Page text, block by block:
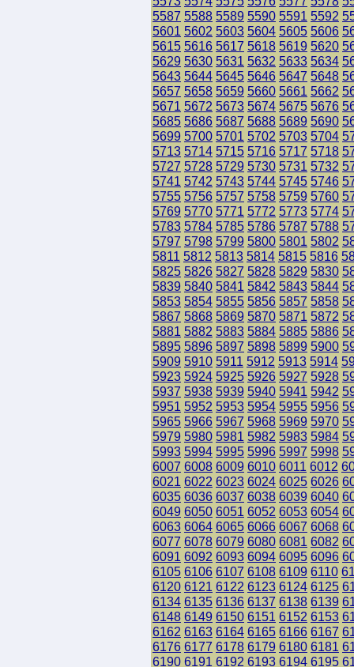
5587 5588 5589 5590 5591 5592
5601 5602 5603 5604 5605 5606
5615 5616 5617 5618 5619 5620
5629 5630 5631 5632 5633 5634
5643 5644 5645 5646 5647 5648
5657 5658 5659 5660 5661 5662
5671 5672 5673 5674 5675 5676
5685 5686 5687 5688 5689 5690
5699 5700 5701 5702 5703 5704
5713 5714 5715 5716 5717 5718
5727 5728 5729 5730 5731 5732
5741 5742 5743 5744 5745 5746
5755 5756 5757 5758 5759 5760
5769 5770 5771 5772 5773 5774
5783 5784 5785 5786 5787 5788
5797 5798 5799 5800 5801 5802
5811 5812 5813 5814 5815 5816
5825 5826 5827 5828 5829 5830
5839 5840 5841 5842 5843 5844
5853 5854 5855 5856 5857 5858
5867 5868 5869 5870 5871 5872
5881 5882 5883 5884 5885 5886
5895 5896 5897 5898 5899 5900
5909 5910 5911 5912 5913 5914
5923 5924 5925 5926 5927 5928
5937 5938 5939 5940 5941 5942
5951 5952 5953 5954 5955 5956
5965 5966 5967 5968 5969 5970
5979 5980 5981 5982 5983 5984
5993 5994 5995 5996 5997 5998
6007 6008 6009 6010 6011 6012
6021 6022 6023 6024 6025 6026
6035 6036 6037 6038 6039 6040
6049 6050 6051 6052 6053 6054
6063 6064 6065 6066 6067 6068
6077 6078 6079 6080 6081 6082
6091 6092 6093 6094 6095 6096
6105 6106 6107 6108 6109 6110
6120 6121 6122 6123 6124 6125
6134 6135 6136 6137 6138 6139
6148 6149 6150 6151 6152 6153
6162 6163 6164 6165 6166 6167
6176 6177 6178 6179 6180 6181
6190 6191 6192 6193 6194 6195